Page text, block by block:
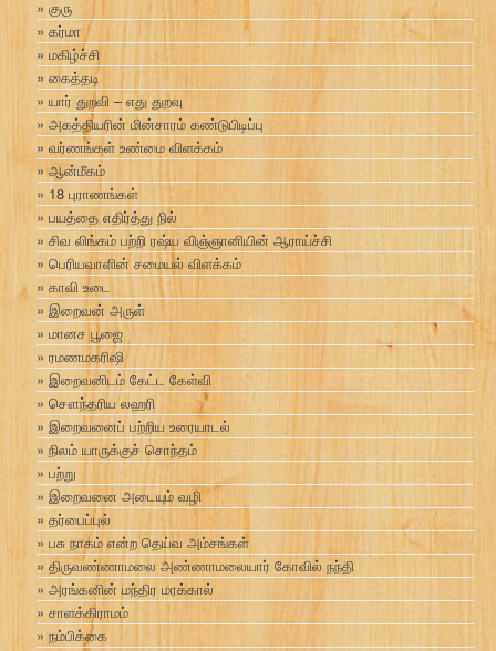
குரு
கர்மா
மகிழ்ச்சி
கைத்தடி
யார் துறவி – எது துறவு
அகத்தியரின் மின்சாரம் கண்டுபிடிப்பு
வர்ணங்கள் உண்மை விளக்கம்
ஆன்மீகம்
18 புராணங்கள்
பயத்தை எதிர்த்து நில்
சிவ லிங்கம் பற்றி ரஷ்ய விஞ்ஞானியின் ஆராய்ச்சி
பெரியவாளின் சமையல் விளக்கம்
காவி உடை
இறைவன் அருள்
மானச பூஜை
ரமணமகரிஷி
இறைவனிடம் கேட்ட கேள்வி
சௌந்தரிய லஹரி
இறைவனைப் பற்றிய உரையாடல்
நிலம் யாருக்குச் சொந்தம்
பற்று
இறைவனை அடையும் வழி
தர்பைப்புல்
பசு நாகம் என்ற தெய்வ அம்சங்கள்
திருவண்ணாமலை அண்ணாமலையார் கோவில் நந்தி
அரங்கனின் மந்திர மரக்கால்
சாளக்கிராமம்
நம்பிக்கை